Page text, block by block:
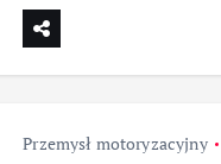
Przemysł motoryzacyjny